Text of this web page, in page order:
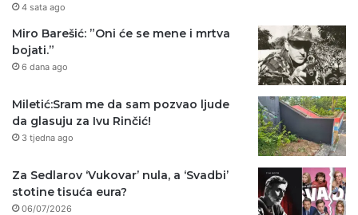
4 sata ago
Miro Barešić: ”Oni će se mene i mrtva
bojati.”
6 dana ago
Miletić:Sram me da sam pozvao ljude
da glasuju za Ivu Rinčić!
3 tjedna ago
Za Sedlarov ‘Vukovar’ nula, a ‘Svadbi’
stotine tisuća eura?
06/07/2026